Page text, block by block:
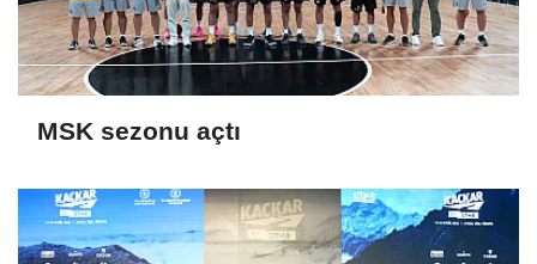
MSK sezonu açtı